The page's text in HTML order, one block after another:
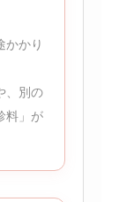
かかり
、別の
料」が